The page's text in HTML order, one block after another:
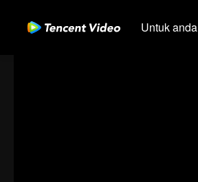
Untuk anda